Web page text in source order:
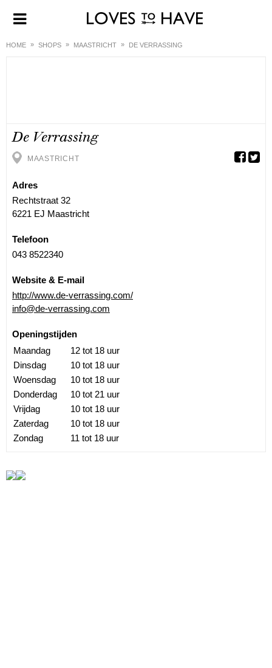
HOME SHOPS MAASTRICHT DE VERRASSING
De Verrassing
MAASTRICHT
Adres
Rechtstraat 32
6221 EJ Maastricht
Telefoon
043 8522340
Website & E-mail
http://www.de-verrassing.com/
info@de-verrassing.com
Openingstijden
Maandag
12 tot 18 uur
Dinsdag
10 tot 18 uur
Woensdag
10 tot 18 uur
Donderdag
10 tot 21 uur
Vrijdag
10 tot 18 uur
Zaterdag
10 tot 18 uur
Zondag
11 tot 18 uur